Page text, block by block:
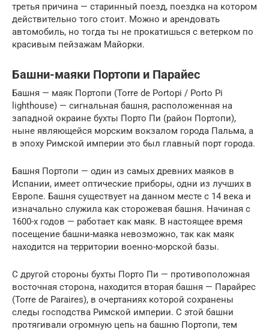
третья причина — старинный поезд, поездка на котором
действительно того стоит. Можно и арендовать
автомобиль, но тогда ты не прокатишься с ветерком по
красивым пейзажам Майорки.
Башни-маяки Портопи и Парайес
Башня — маяк Портопи (Torre de Portopi / Porto Pi
lighthouse) — сигнальная башня, расположенная на
западной окраине бухты Порто Пи (район Портопи),
ныне являющейся морским вокзалом города Пальма, а
в эпоху Римской империи это был главный порт города.
Башня Портопи — один из самых древних маяков в
Испании, имеет оптические приборы, одни из лучших в
Европе. Башня существует на данном месте с 14 века и
изначально служила как сторожевая башня. Начиная с
1600-х годов — работает как маяк. В настоящее время
посещение башни-маяка невозможно, так как маяк
находится на территории военно-морской базы.
С другой стороны бухты Порто Пи — противоположная
восточная сторона, находится вторая башня — Парайрес
(Torre de Paraires), в очертаниях которой сохранены
следы господства Римской империи. С этой башни
протягивали огромную цепь на башню Портопи, тем